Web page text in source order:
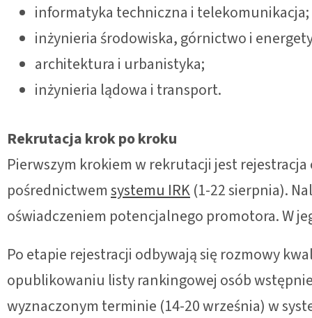
informatyka techniczna i telekomunikacja;
inżynieria środowiska, górnictwo i
architektura i urbanistyka;
inżynieria lądowa i transport.
Rekrutacja krok po kroku
Pierwszym krokiem w rekrutacji jest
pośrednictwemsystemu IRK(1-22 sierpnia).
oświadczeniem potencjalnego promotora. W
Po etapie rejestracji odbywają się rozmowy
opublikowaniu listy rankingowej osób
wyznaczonym terminie (14-20 września) w